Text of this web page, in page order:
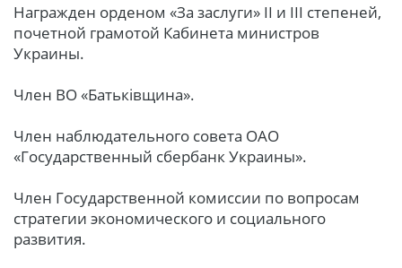
Награжден орденом «За заслуги» II и III степеней,
почетной грамотой Кабинета министров
Украины.
Член ВО «Батьківщина».
Член наблюдательного совета ОАО
«Государственный сбербанк Украины».
Член Государственной комиссии по вопросам
стратегии экономического и социального
развития.